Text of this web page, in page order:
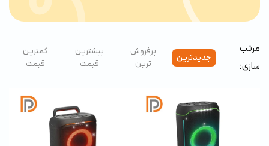
مرتب
سازی:
جدیدترین
پرفروش
ترین
بیشترین
قیمت
کمترین
قیمت